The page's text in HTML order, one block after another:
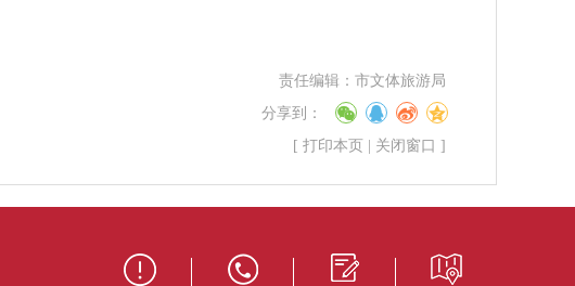
责任编辑： 市文体旅游局
分享到：
[ 打印本页 关闭窗口 ]